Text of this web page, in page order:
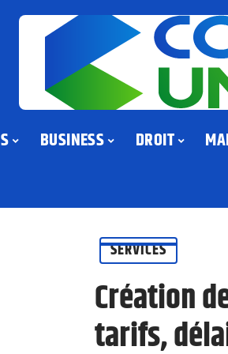
BUSINESS DROIT
SERVICES
Création
tarifs,